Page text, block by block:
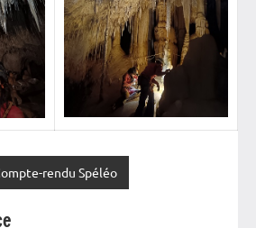
rendu Spéléo